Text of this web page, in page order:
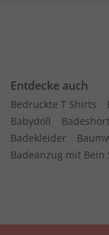
Entdecke auch
Bedruckte T Shirts
Babydoll
Badekleider
Badeanzug mit Bein